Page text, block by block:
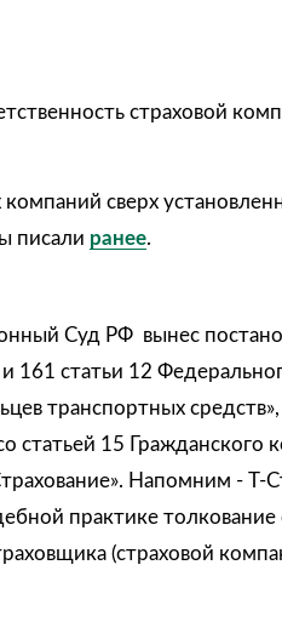
страховой
компаний сверх
писали ранее.
Суд РФ вынес
161 статьи 12
транспортных
статьей 15 Гражданского
Напомним - Т-
практике
(страховой